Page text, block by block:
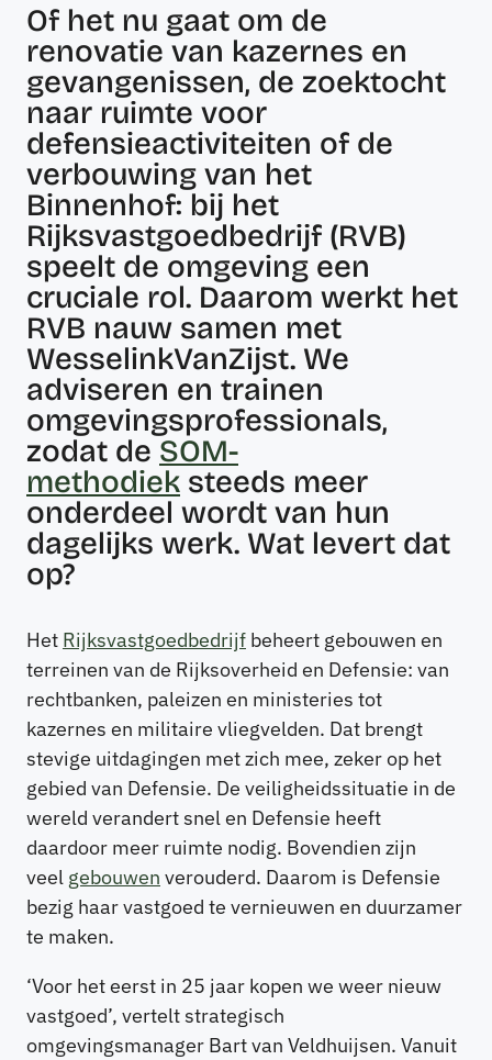
Of het nu gaat om de
renovatie van kazernes en
gevangenissen, de zoektocht
naar ruimte voor
defensieactiviteiten of de
verbouwing van het
Binnenhof: bij het
Rijksvastgoedbedrijf (RVB)
speelt de omgeving een
cruciale rol. Daarom werkt het
RVB nauw samen met
WesselinkVanZijst. We
adviseren en trainen
omgevingsprofessionals,
zodat de SOM-
methodiek steeds meer
onderdeel wordt van hun
dagelijks werk. Wat levert dat
op?
Het Rijksvastgoedbedrijf beheert gebouwen en
terreinen van de Rijksoverheid en Defensie: van
rechtbanken, paleizen en ministeries tot
kazernes en militaire vliegvelden. Dat brengt
stevige uitdagingen met zich mee, zeker op het
gebied van Defensie. De veiligheidssituatie in de
wereld verandert snel en Defensie heeft
daardoor meer ruimte nodig. Bovendien zijn
veel gebouwen verouderd. Daarom is Defensie
bezig haar vastgoed te vernieuwen en duurzamer
te maken.
‘Voor het eerst in 25 jaar kopen we weer nieuw
vastgoed’, vertelt strategisch
omgevingsmanager Bart van Veldhuijsen. Vanuit